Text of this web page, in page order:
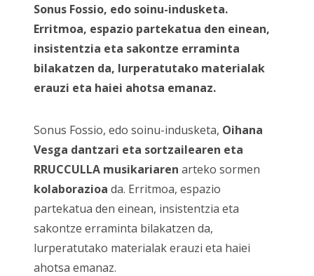
Sonus Fossio, edo soinu-indusketa.
Erritmoa, espazio partekatua den einean,
insistentzia eta sakontze erraminta
bilakatzen da, lurperatutako materialak
erauzi eta haiei ahotsa emanaz.
Sonus Fossio, edo soinu-indusketa, Oihana
Vesga dantzari eta sortzailearen eta
RRUCCULLA musikariaren arteko sormen
kolaborazioa da. Erritmoa, espazio
partekatua den einean, insistentzia eta
sakontze erraminta bilakatzen da,
lurperatutako materialak erauzi eta haiei
ahotsa emanaz.